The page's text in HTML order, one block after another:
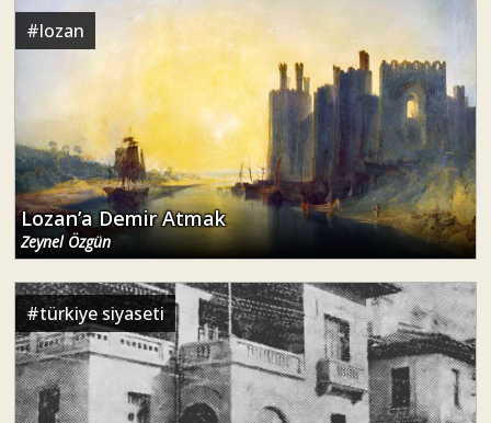
Lozan’a Demir Atmak
Zeynel Özgün
#türkiye siyaseti
Anadolu Kulübü: Bir Ayrıcalığın Tarihi
Ecehan Balta
#yeni başlayanlar için ankara